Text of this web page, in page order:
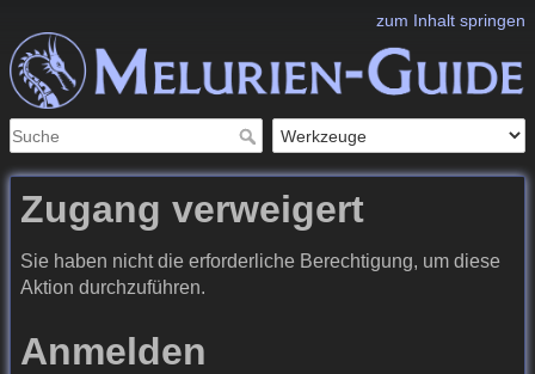
zum Inhalt springen
Zugang verweigert
Sie haben nicht die erforderliche Berechtigung, um diese
Aktion durchzuführen.
Anmelden